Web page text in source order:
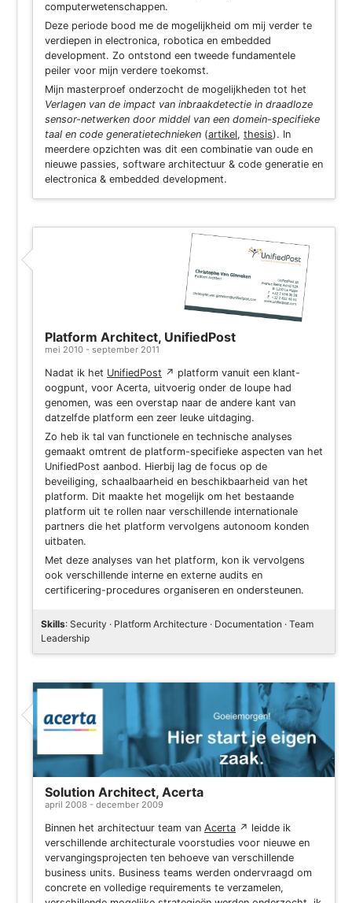
computerwetenschappen.
Deze periode bood me de mogelijkheid om mij verder te
verdiepen in electronica, robotica en embedded
development. Zo ontstond een tweede fundamentele
peiler voor mijn verdere toekomst.
Mijn masterproef onderzocht de mogelijkheden tot het
Verlagen van de impact van inbraakdetectie in draadloze
sensor-netwerken door middel van een domein-specifieke
taal en code generatietechnieken (artikel, thesis). In
meerdere opzichten was dit een combinatie van oude en
nieuwe passies, software architectuur & code generatie en
electronica & embedded development.
Platform Architect, UnifiedPost
mei 2010 - september 2011
Nadat ik het UnifiedPost ↗ platform vanuit een klant-
oogpunt, voor Acerta, uitvoerig onder de loupe had
genomen, was een overstap naar de andere kant van
datzelfde platform een zeer leuke uitdaging.
Zo heb ik tal van functionele en technische analyses
gemaakt omtrent de platform-specifieke aspecten van het
UnifiedPost aanbod. Hierbij lag de focus op de
beveiliging, schaalbaarheid en beschikbaarheid van het
platform. Dit maakte het mogelijk om het bestaande
platform uit te rollen naar verschillende internationale
partners die het platform vervolgens autonoom konden
uitbaten.
Met deze analyses van het platform, kon ik vervolgens
ook verschillende interne en externe audits en
certificering-procedures organiseren en ondersteunen.
Skills: Security · Platform Architecture · Documentation · Team
Leadership
Solution Architect, Acerta
april 2008 - december 2009
Binnen het architectuur team van Acerta ↗ leidde ik
verschillende architecturale voorstudies voor nieuwe en
vervangingsprojecten ten behoeve van verschillende
business units. Business teams werden ondervraagd om
concrete en volledige requirements te verzamelen,